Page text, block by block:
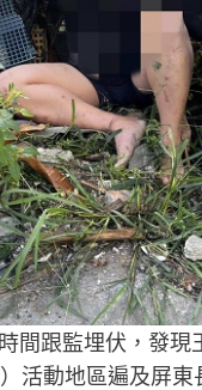
間跟監埋伏，發現
）活動地區遍及屏